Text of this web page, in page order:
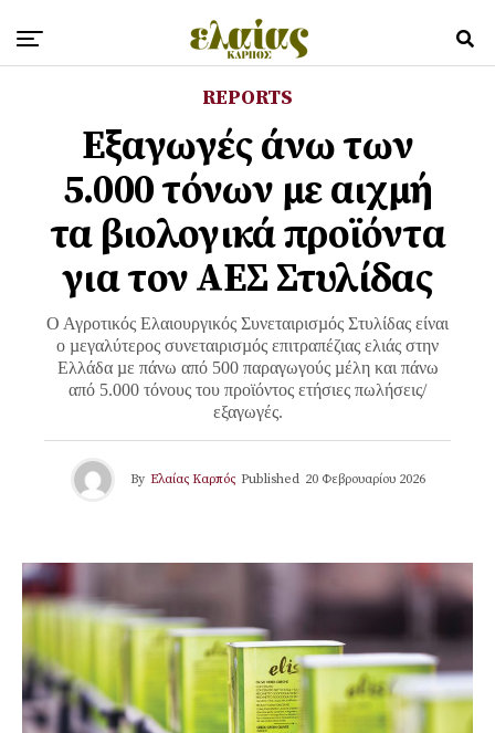
REPORTS
Εξαγωγές άνω των
5.000 τόνων με αιχμή
τα βιολογικά προϊόντα
για τον ΑΕΣ Στυλίδας
Ο Αγροτικός Ελαιουργικός Συνεταιρισµός Στυλίδας είναι
ο µεγαλύτερος συνεταιρισµός επιτραπέζιας ελιάς στην
Ελλάδα µε πάνω από 500 παραγωγούς µέλη και πάνω
από 5.000 τόνους του προϊόντος ετήσιες πωλήσεις/
εξαγωγές.
By Ελαίας Καρπός Published 20 Φεβρουαρίου 2026